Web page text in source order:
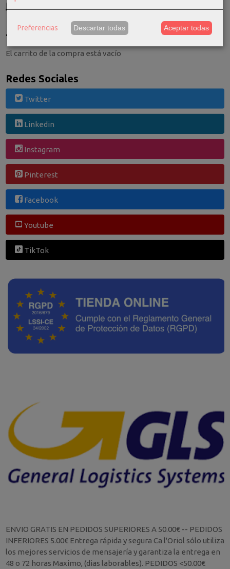
Consultar Destinos
Tu Carrito (0)
El carrito de la compra está vacío
Redes Sociales
Twitter
Linkedin
Instagram
Pinterest
Facebook
Youtube
TikTok
ENVIO GRATIS EN PEDIDOS SUPERIORES A 50.00€ -- PEDIDOS
INFERIORES 5.00€ Entrega rápida y segura Ca l'Oriol sólo utiliza
los mejores servicios de mensajería y garantiza la entrega en
48 o 72 horas Maximo, (dias laborables). PEDIDOS <50.00€
Preferencias Descartar todas Aceptar todas